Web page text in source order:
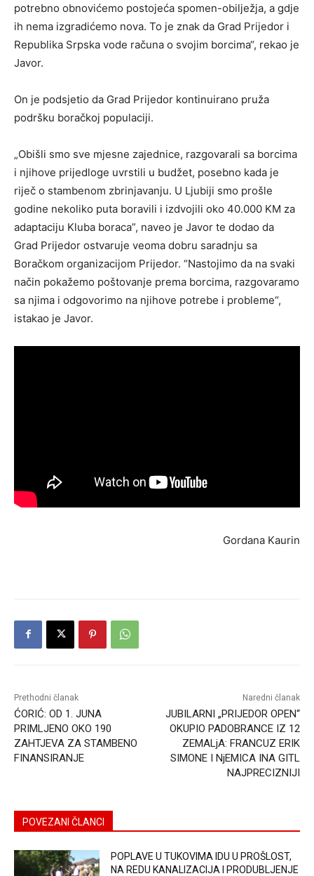
potrebno obnovićemo postojeća spomen-obilježja, a gdje
ih nema izgradićemo nova. To je znak da Grad Prijedor i
Republika Srpska vode računa o svojim borcima“, rekao je
Javor.
On je podsjetio da Grad Prijedor kontinuirano pruža
podršku boračkoj populaciji.
„Obišli smo sve mjesne zajednice, razgovarali sa borcima
i njihove prijedloge uvrstili u budžet, posebno kada je
riječ o stambenom zbrinjavanju. U Ljubiji smo prošle
godine nekoliko puta boravili i izdvojili oko 40.000 KM za
adaptaciju Kluba boraca”, naveo je Javor te dodao da
Grad Prijedor ostvaruje veoma dobru saradnju sa
Boračkom organizacijom Prijedor. “Nastojimo da na svaki
način pokažemo poštovanje prema borcima, razgovaramo
sa njima i odgovorimo na njihove potrebe i probleme“,
istakao je Javor.
Gordana Kaurin
Prethodni članak
ĆORIĆ: OD 1. JUNA
PRIMLJENO OKO 190
ZAHTJEVA ZA STAMBENO
FINANSIRANJE
Naredni članak
JUBILARNI „PRIJEDOR OPEN“
OKUPIO PADOBRANCE IZ 12
ZEMALjA: FRANCUZ ERIK
SIMONE I NjEMICA INA GITL
NAJPRECIZNIJI
POVEZANI ČLANCI
POPLAVE U TUKOVIMA IDU U PROŠLOST,
NA REDU KANALIZACIJA I PRODUBLJENJE